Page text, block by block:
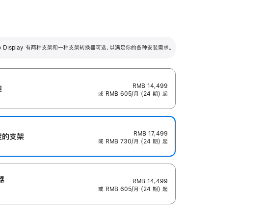
毫米的高度调节范围。
有两种支架和一种支架转换器可选，以满足你的各种安装需求。
RMB 14,499
或 RMB 605/月 (24 期) 起
的支‍架
RMB 17,499
或 RMB 730/月 (24 期) 起
RMB 14,499
或 RMB 605/月 (24 期) 起